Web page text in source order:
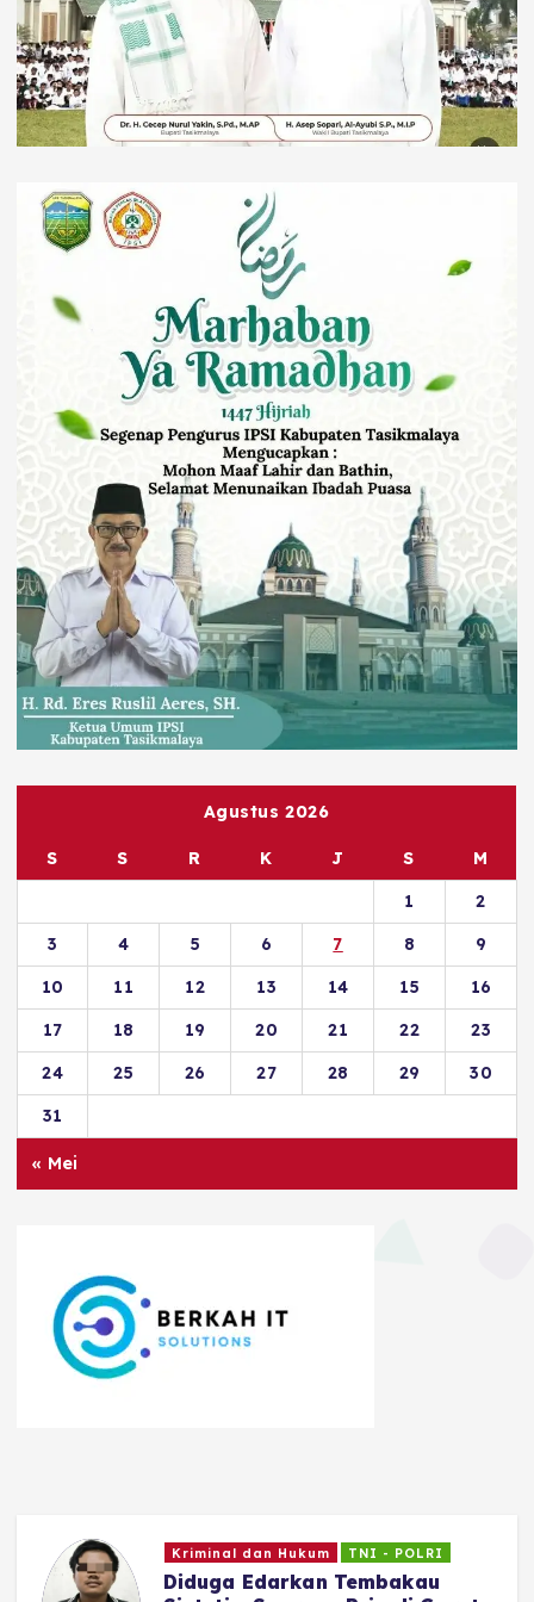
Agustus 2026
S S R K J S
M
1
2
3
4 5 6 7 8
9
10
11 12 13 14 15
16
17
18 19 20 21 22
23
24
25 26 27 28 29
30
31
« Mei
Olahraga
Persib Cetak Sejarah, Raih